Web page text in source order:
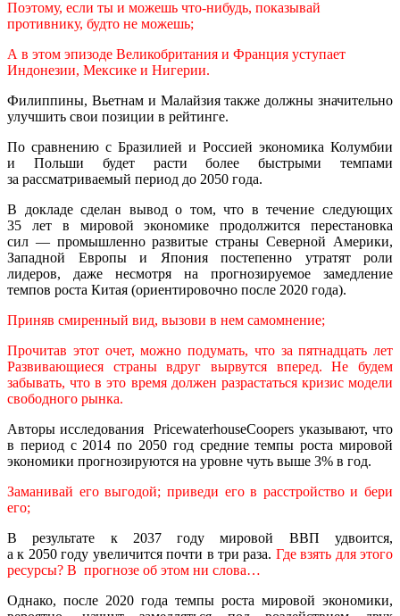
Поэтому, если ты и можешь что-нибудь, показывай
противнику, будто не можешь;
А в этом эпизоде Великобритания и Франция уступает
Индонезии, Мексике и Нигерии.
Филиппины, Вьетнам и Малайзия также должны значительно
улучшить свои позиции в рейтинге.
По сравнению с Бразилией и Россией экономика Колумбии
и Польши будет расти более быстрыми темпами
за рассматриваемый период до 2050 года.
В докладе сделан вывод о том, что в течение следующих
35 лет в мировой экономике продолжится перестановка
сил — промышленно развитые страны Северной Америки,
Западной Европы и Япония постепенно утратят роли
лидеров, даже несмотря на прогнозируемое замедление
темпов роста Китая (ориентировочно после 2020 года).
Приняв смиренный вид, вызови в нем самомнение;
Прочитав этот очет, можно подумать, что за пятнадцать лет
Развивающиеся страны вдруг вырвутся вперед. Не будем
забывать, что в это время должен разрастаться кризис модели
свободного рынка.
Авторы исследования PricewaterhouseCoopers указывают, что
в период с 2014 по 2050 год средние темпы роста мировой
экономики прогнозируются на уровне чуть выше 3% в год.
Заманивай его выгодой; приведи его в расстройство и бери
его;
В результате к 2037 году мировой ВВП удвоится,
а к 2050 году увеличится почти в три раза. Где взять для этого
ресурсы? В прогнозе об этом ни слова…
Однако, после 2020 года темпы роста мировой экономики,